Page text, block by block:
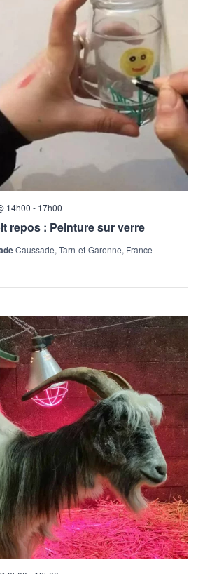
repos : Peinture sur verre
14h00 - 17h00
Caussade, Tarn-et-Garonne, France